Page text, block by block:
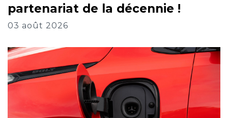
partenariat de la décennie !
03 août 2026